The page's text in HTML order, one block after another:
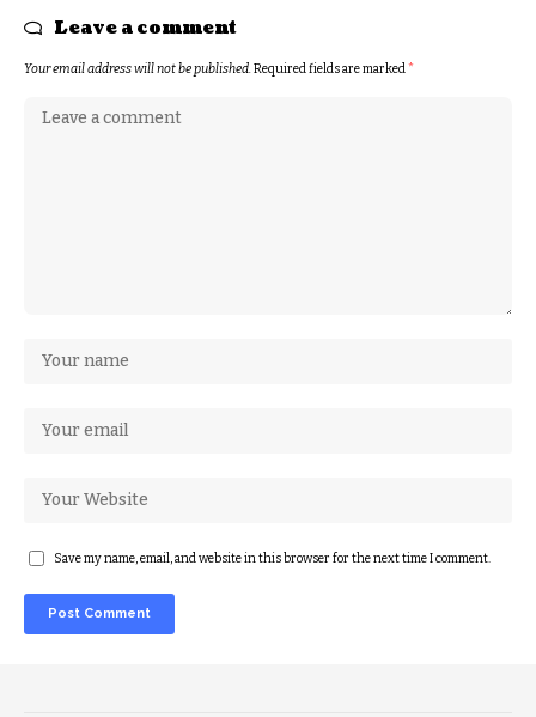
Leave a comment
Your email address will not be published.Required fields are marked*
Save my name, email, and website in this browser for the next time I comment.